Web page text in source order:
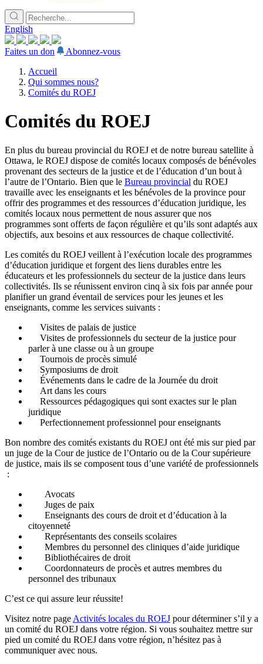
English
Faites un don
Abonnez-vous
Accueil
Qui sommes nous?
Comités du ROEJ
Comités du ROEJ
En plus du bureau provincial du ROEJ et de notre bureau satellite à
Ottawa, le ROEJ dispose de comités locaux composés de bénévoles
provenant des secteurs de la justice et de l’éducation d’un bout à
l’autre de l’Ontario. Bien que le Bureau provincial du ROEJ
travaille avec les enseignants et les bénévoles de la province pour
offrir des programmes et des ressources d’éducation juridique, les
comités locaux nous permettent de nous assurer que nos
programmes sont offerts de façon régulière et qu’ils sont adaptés aux
objectifs, aux besoins et aux ressources de chaque collectivité.
Les comités du ROEJ veillent à l’exécution locale des programmes
d’éducation juridique et forgent des liens durables entre les
éducateurs et les professionnels du secteur de la justice dans leurs
collectivités. Ils se réunissent environ cinq à six fois par année pour
planifier un grand éventail de services pour les jeunes et les
enseignants, comme les services suivants :
Visites de palais de justice
Visites de professionnels du secteur de la justice pour
parler à une classe ou à un groupe
Tournois de procès simulé
Symposiums de droit
Événements dans le cadre de la Journée du droit
Art dans les cours
Ressources pédagogiques qui sont exactes sur le plan
juridique
Perfectionnement professionnel pour enseignants
Bon nombre des comités existants du ROEJ ont été mis sur pied par
un juge de la Cour de justice de l’Ontario ou de la Cour supérieure
de justice, mais ils se composent tous d’une variété de professionnels
:
Avocats
Juges de paix
Enseignants des cours de droit et d’éducation à la
citoyenneté
Représentants des conseils scolaires
Membres du personnel des cliniques d’aide juridique
Bibliothécaires de droit
Coordonnateurs de procès et autres membres du
personnel des tribunaux
C’est ce qui assure leur réussite!
Visitez notre page Activités locales du ROEJ pour déterminer s’il y a
un comité du ROEJ dans votre région. Si vous souhaitez mettre sur
pied un comité du ROEJ dans votre région, n’hésitez pas à
communiquer avec nous.